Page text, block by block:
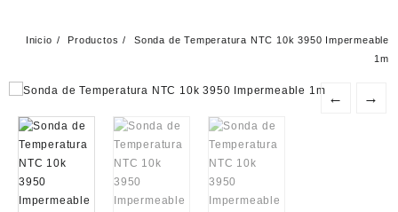
Inicio Productos
Sonda de Temperatura NTC 10k 3950 Impermeable
1m
← →